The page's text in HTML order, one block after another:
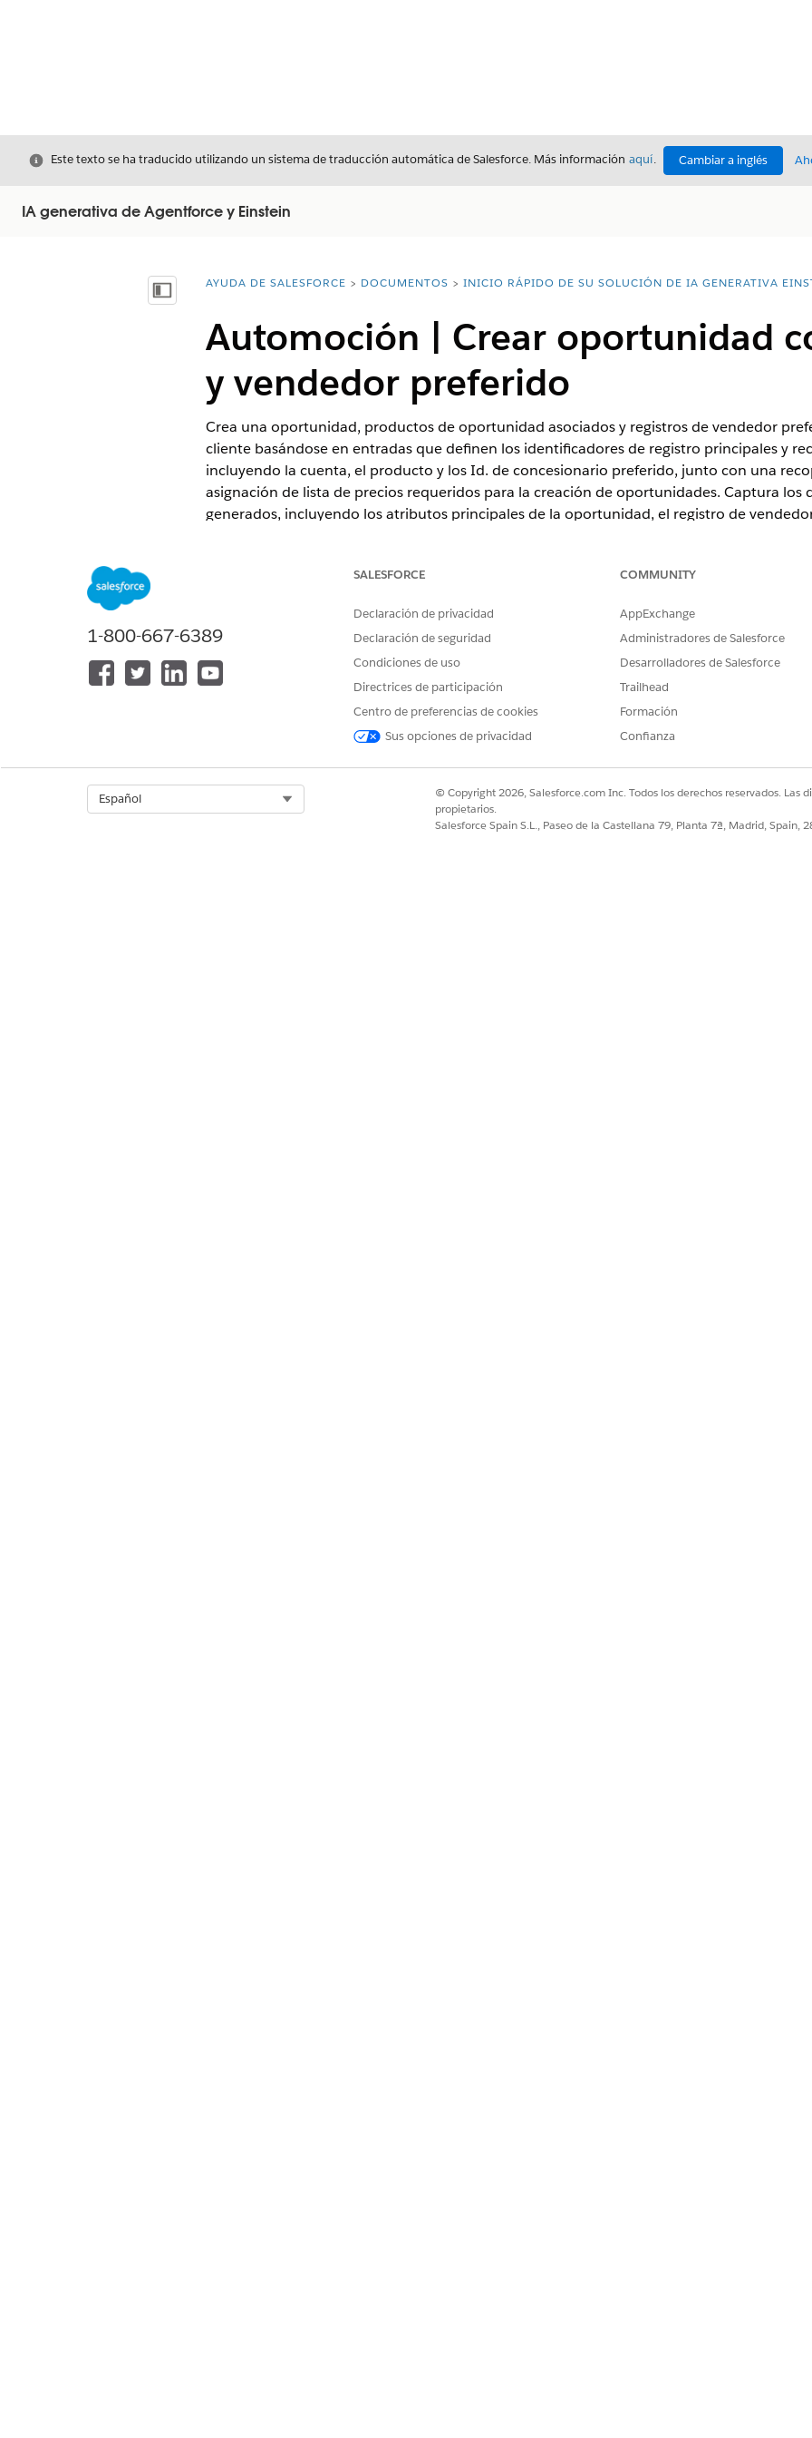
Cerrar
Este texto se ha traducido utilizando un sistema de traducción automática de Salesforce. Más información aquí. Cambiar a inglés
IA generativa de Agentforce y Einstein
Mostrar índice de materias
Usted está aquí:
AYUDA DE SALESFORCE DOCUMENTOS INICIO RÁPIDO DE SU SOLUCIÓN DE IA GENERATIVA
Automoción | Crear oportunidad
y vendedor preferido
Crea una oportunidad, productos de oportunidad asociados y registros de vendedor
cliente basándose en entradas que definen los identificadores de registro principales y
incluyendo la cuenta, el producto y los Id. de concesionario preferido, junto con una
asignación de lista de precios requeridos para la creación de oportunidades. Captura los
generados, incluyendo los atributos principales de la oportunidad, el registro de
Disponible en: Lightning Experience
Disponible en: EdicionesEnterprise,Performance DeveloperEdition con el
o incluido en Agentforce 1 Automotive Edition. Requiere que cada usuario tenga el complemento
PERMISOS DE USUARIO NECESARIOS
Consulte Acceso deusuario común para acciones de agentes estándar.
1-800-667-6389
SALESFORCE
Declaración de privacidad
Declaración de seguridad
Condiciones de uso
Directrices de participación
Centro de preferencias de cookies
Sus opciones de privacidad
COMMUNITY
AppExchange
Administradores de Salesforce
Desarrolladores de Salesforce
Trailhead
Formación
Confianza
Español
© Copyright 2026, Salesforce.com Inc. Todos los derechos reservados. Las
propietarios.
Salesforce Spain S.L., Paseo de la Castellana 79, Planta 7ª, Madrid, Spain,